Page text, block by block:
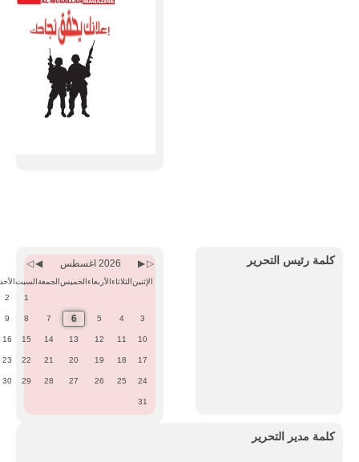
كلمة رئيس التحرير
Month
Year
Month2026 اغسطس
الإثنينالثلاثاءالأربعاءالخميسالجمعةالسبتالأحد
1
2
3
4
5
6
7
8
9
10
11
12
13
14
15
16
17
18
19
20
21
22
23
24
25
26
27
28
29
30
31
كلمة مدير التحرير